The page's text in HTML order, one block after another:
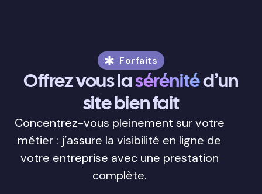
Forfaits
Offrez vous lasérénitéd’un
site bien fait
Concentrez-vous pleinement sur votre
métier : j’assure la visibilité en ligne de
votre entreprise avec une prestation
complète.